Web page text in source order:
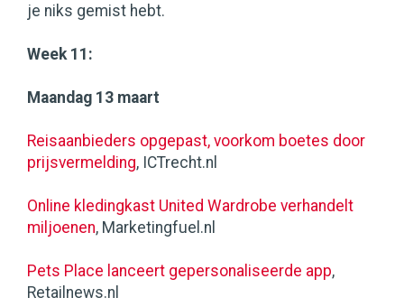
je niks gemist hebt.
Week 11:
Maandag 13 maart
Reisaanbieders opgepast, voorkom boetes door
prijsvermelding, ICTrecht.nl
Online kledingkast United Wardrobe verhandelt
miljoenen, Marketingfuel.nl
​Pets Place lanceert gepersonaliseerde app,
Retailnews.nl